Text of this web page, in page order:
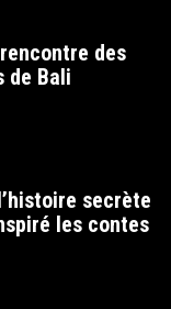
des
de Bali
secrète
les contes